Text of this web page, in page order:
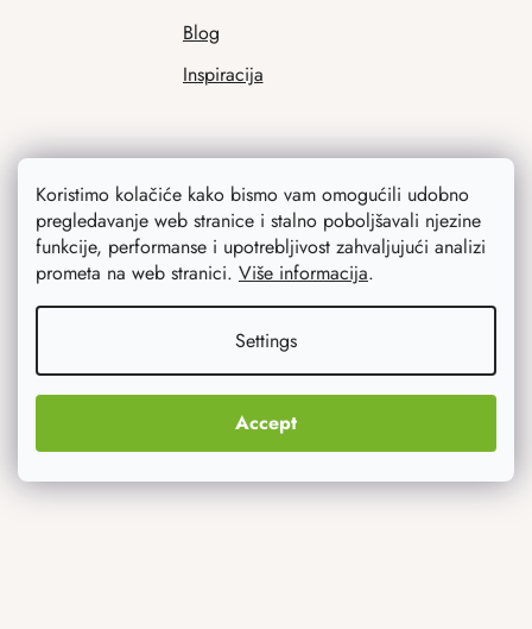
Koristimo kolačiće kako bismo vam omogućili udobno
pregledavanje web stranice i stalno poboljšavali njezine
funkcije, performanse i upotrebljivost zahvaljujući analizi
prometa na web stranici. Više informacija.
Settings
Accept
Blog
Inspiracija
Ono što vas najviše zanima
Noviteti
Originalni pokloni